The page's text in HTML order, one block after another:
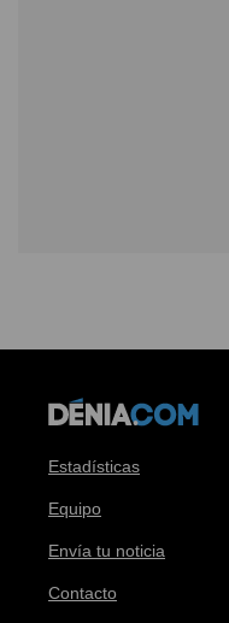
Estadísticas
Equipo
Envía tu noticia
Contacto